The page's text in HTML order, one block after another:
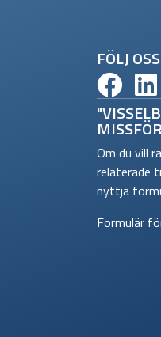
FÖLJ OSS
Om du vill
relaterade
nyttja
Formulär